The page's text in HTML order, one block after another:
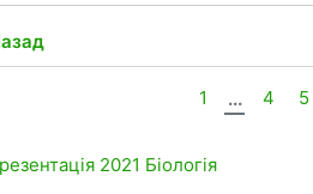
1 ... 4 5
2021 Біологія